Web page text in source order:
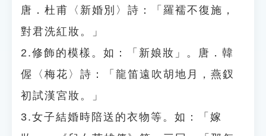
唐．杜甫〈新婚別〉詩：「羅襦不復施，
對君洗紅妝。」
2.修飾的模樣。如：「新娘妝」。唐．韓
偓〈梅花〉詩：「龍笛遠吹胡地月，燕釵
初試漢宮妝。」
3.女子結婚時陪送的衣物等。如：「嫁